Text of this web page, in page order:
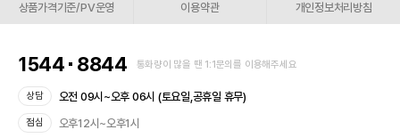
상품가격기준/PV운영 이용약관 개인정보처리방침
1544 8844 통화량이 많을 땐 1:1문의를 이용해주세요
상담 오전 09시~오후 06시 (토요일,공휴일 휴무)
점심 오후12시~오후1시